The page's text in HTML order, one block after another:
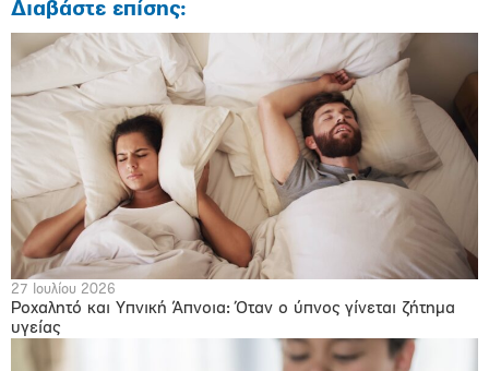
Διαβάστε επίσης:
27 Ιουλίου 2026
Ροχαλητό και Υπνική Άπνοια: Όταν ο ύπνος γίνεται ζήτημα
υγείας